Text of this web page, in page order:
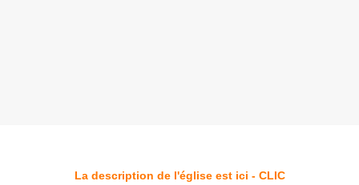
La description de l'église est ici - CLIC